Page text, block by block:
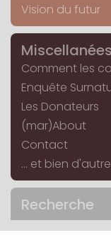
Vision du futur
Miscellanées
Comment les
Enquête
Les Donateurs
(mar)About
Contact
... et bien
Recherche